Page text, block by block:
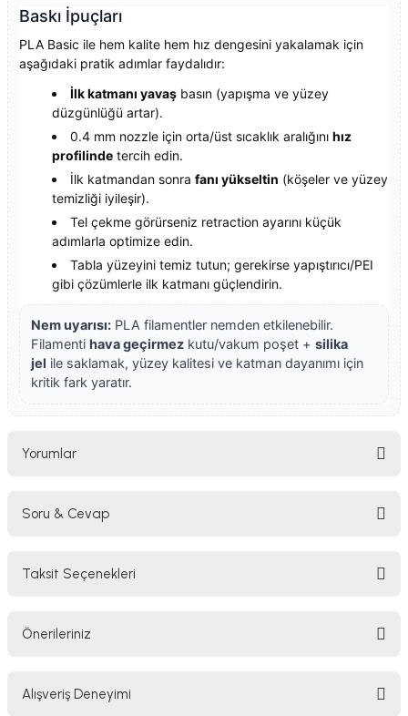
Baskı İpuçları
PLA Basic ile hem kalite hem hız dengesini yakalamak için
aşağıdaki pratik adımlar faydalıdır:
İlk katmanı yavaş basın (yapışma ve yüzey
düzgünlüğü artar).
0.4 mm nozzle için orta/üst sıcaklık aralığını hız
profilinde tercih edin.
İlk katmandan sonra fanı yükseltin (köşeler ve yüzey
temizliği iyileşir).
Tel çekme görürseniz retraction ayarını küçük
adımlarla optimize edin.
Tabla yüzeyini temiz tutun; gerekirse yapıştırıcı/PEI
gibi çözümlerle ilk katmanı güçlendirin.
Nem uyarısı: PLA filamentler nemden etkilenebilir.
Filamenti hava geçirmez kutu/vakum poşet + silika
jel ile saklamak, yüzey kalitesi ve katman dayanımı için
kritik fark yaratır.
Yorumlar
Soru & Cevap
Taksit Seçenekleri
Önerileriniz
yetersiz gördüğünüz noktaları öneri formunu kullanarak tarafımıza
Alışveriş Deneyimi